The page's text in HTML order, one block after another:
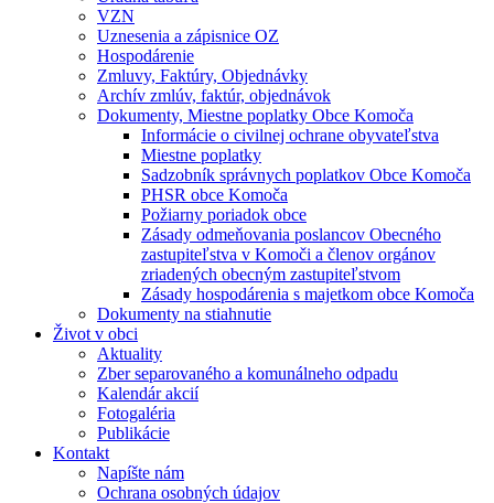
VZN
Uznesenia a zápisnice OZ
Hospodárenie
Zmluvy, Faktúry, Objednávky
Archív zmlúv, faktúr, objednávok
Dokumenty, Miestne poplatky Obce Komoča
Informácie o civilnej ochrane obyvateľstva
Miestne poplatky
Sadzobník správnych poplatkov Obce Komoča
PHSR obce Komoča
Požiarny poriadok obce
Zásady odmeňovania poslancov Obecného
zastupiteľstva v Komoči a členov orgánov
zriadených obecným zastupiteľstvom
Zásady hospodárenia s majetkom obce Komoča
Dokumenty na stiahnutie
Život v obci
Aktuality
Zber separovaného a komunálneho odpadu
Kalendár akcií
Fotogaléria
Publikácie
Kontakt
Napíšte nám
Ochrana osobných údajov